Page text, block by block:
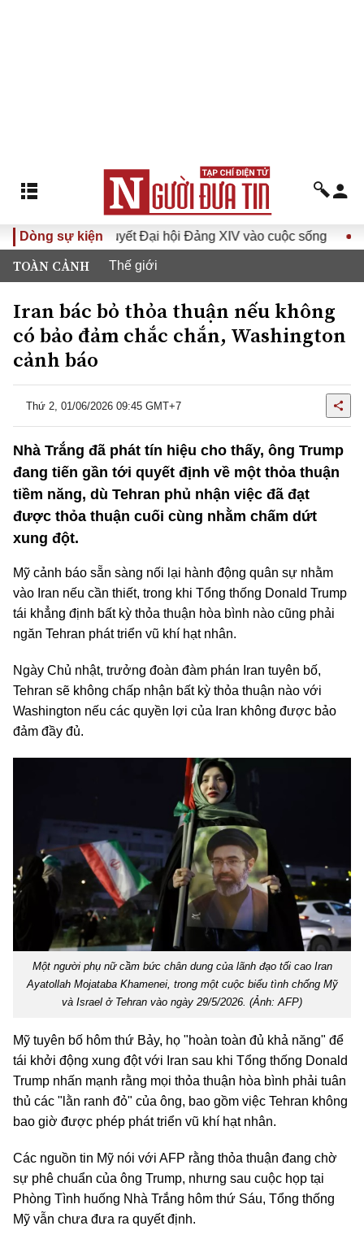
Dòng sự kiện
Đưa Nghị quyết Đại hội Đảng XIV vào cuộc sống
TOÀN CẢNH Thế giới
Iran bác bỏ thỏa thuận nếu không
có bảo đảm chắc chắn, Washington
cảnh báo
Thứ 2, 01/06/2026 09:45 GMT+7
Nhà Trắng đã phát tín hiệu cho thấy, ông Trump
đang tiến gần tới quyết định về một thỏa thuận
tiềm năng, dù Tehran phủ nhận việc đã đạt
được thỏa thuận cuối cùng nhằm chấm dứt
xung đột.
Mỹ cảnh báo sẵn sàng nối lại hành động quân sự nhằm
vào Iran nếu cần thiết, trong khi Tổng thống Donald Trump
tái khẳng định bất kỳ thỏa thuận hòa bình nào cũng phải
ngăn Tehran phát triển vũ khí hạt nhân.
Ngày Chủ nhật, trưởng đoàn đàm phán Iran tuyên bố,
Tehran sẽ không chấp nhận bất kỳ thỏa thuận nào với
Washington nếu các quyền lợi của Iran không được bảo
đảm đầy đủ.
Một người phụ nữ cầm bức chân dung của lãnh đạo tối cao Iran
Ayatollah Mojataba Khamenei, trong một cuộc biểu tình chống Mỹ
và Israel ở Tehran vào ngày 29/5/2026. (Ảnh: AFP)
Mỹ tuyên bố hôm thứ Bảy, họ "hoàn toàn đủ khả năng" để
tái khởi động xung đột với Iran sau khi Tổng thống Donald
Trump nhấn mạnh rằng mọi thỏa thuận hòa bình phải tuân
thủ các "lằn ranh đỏ" của ông, bao gồm việc Tehran không
bao giờ được phép phát triển vũ khí hạt nhân.
Các nguồn tin Mỹ nói với AFP rằng thỏa thuận đang chờ
sự phê chuẩn của ông Trump, nhưng sau cuộc họp tại
Phòng Tình huống Nhà Trắng hôm thứ Sáu, Tổng thống
Mỹ vẫn chưa đưa ra quyết định.